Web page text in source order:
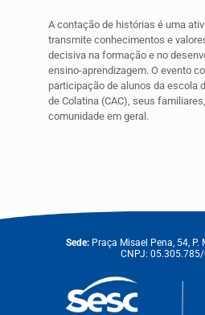
A contação de histórias é uma
transmite conhecimentos e
decisiva na formação e no
ensino-aprendizagem. O evento
participação de alunos da escola
de Colatina (CAC), seus
comunidade em geral.
Sede: Praça Misael Pena, 54,
CNPJ: